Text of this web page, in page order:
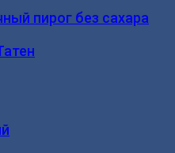
пирог без сахара